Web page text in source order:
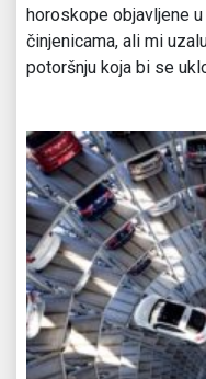
horoskope objavljene
činjenicama, ali mi
potoršnju koja bi se